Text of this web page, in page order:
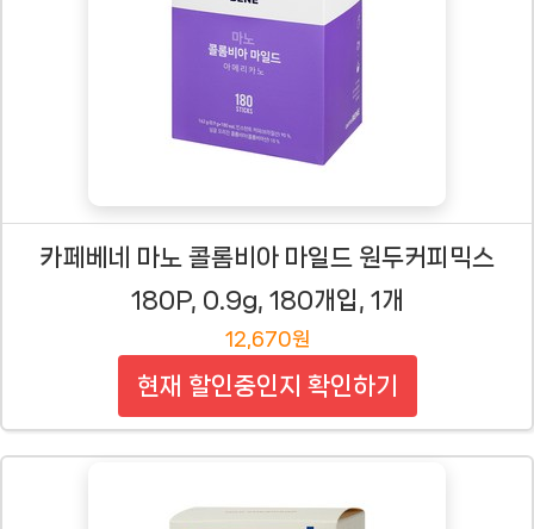
카페베네 마노 콜롬비아 마일드 원두커피믹스
180P, 0.9g, 180개입, 1개
12,670원
현재 할인중인지 확인하기